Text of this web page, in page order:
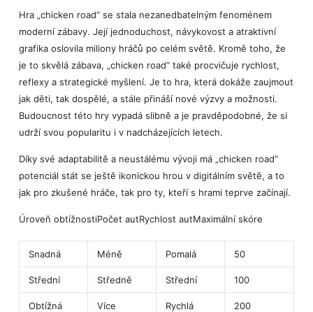
Hra „chicken road“ se stala nezanedbatelným fenoménem
moderní zábavy. Její jednoduchost, návykovost a atraktivní
grafika oslovila miliony hráčů po celém světě. Kromě toho, že
je to skvělá zábava, „chicken road“ také procvičuje rychlost,
reflexy a strategické myšlení. Je to hra, která dokáže zaujmout
jak děti, tak dospělé, a stále přináší nové výzvy a možnosti.
Budoucnost této hry vypadá slibně a je pravděpodobné, že si
udrží svou popularitu i v nadcházejících letech.
Díky své adaptabilitě a neustálému vývoji má „chicken road“
potenciál stát se ještě ikonickou hrou v digitálním světě, a to
jak pro zkušené hráče, tak pro ty, kteří s hrami teprve začínají.
Úroveň obtížnostiPočet autRychlost autMaximální skóre
Snadná Méně Pomalá 50
Střední Středně Střední 100
Obtížná Více Rychlá 200